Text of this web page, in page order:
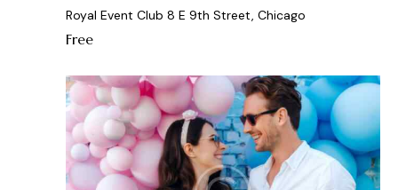
Royal Event Club 8 E 9th Street, Chicago
Free